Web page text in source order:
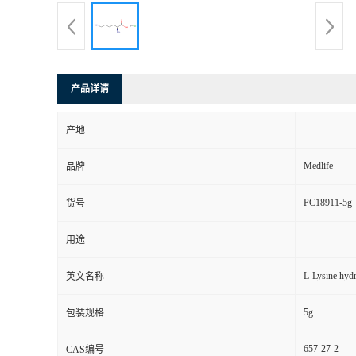
产品详请
产地
品牌 Medlife
货号 PC18911-5g
用途
英文名称 L-Lysine
包装规格 5g
CAS编号 657-27-2